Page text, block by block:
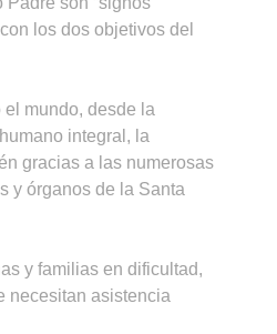
los dos objetivos del
mundo, desde la
integral, la
gracias a las numerosas
y órganos de la Santa
y familias en dificultad,
necesitan asistencia